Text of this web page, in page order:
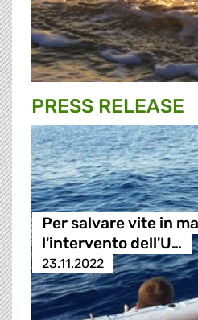
PRESS RELEASE
Per salvare vite in
l'intervento dell'U…
23.11.2022